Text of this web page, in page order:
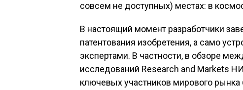
совсем не доступных) местах: в
В настоящий момент разработчики
патентования изобретения, а само
экспертами. В частности, в обзоре
исследований Research and Markets
ключевых участников мирового рынка